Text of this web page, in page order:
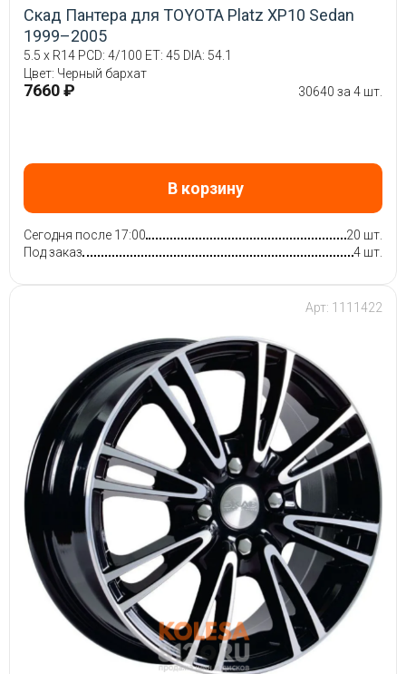
Скад Пантера для TOYOTA Platz XP10 Sedan
1999–2005
5.5 x R14 PCD: 4/100 ET: 45 DIA: 54.1
Цвет: Черный бархат
7660 ₽ 30640 за 4 шт.
В корзину
Сегодня после 17:00
20 шт.
Под заказ
4 шт.
Арт: 1111422